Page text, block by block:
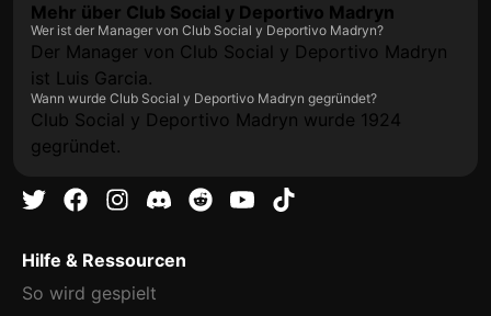
Mehr über Club Social y Deportivo Madryn
Wer ist der Manager von Club Social y Deportivo Madryn?
Der Manager von Club Social y Deportivo Madryn
ist Luis Garcia.
Wann wurde Club Social y Deportivo Madryn gegründet?
Club Social y Deportivo Madryn wurde 1924
gegründet.
Hilfe & Ressourcen
So wird gespielt